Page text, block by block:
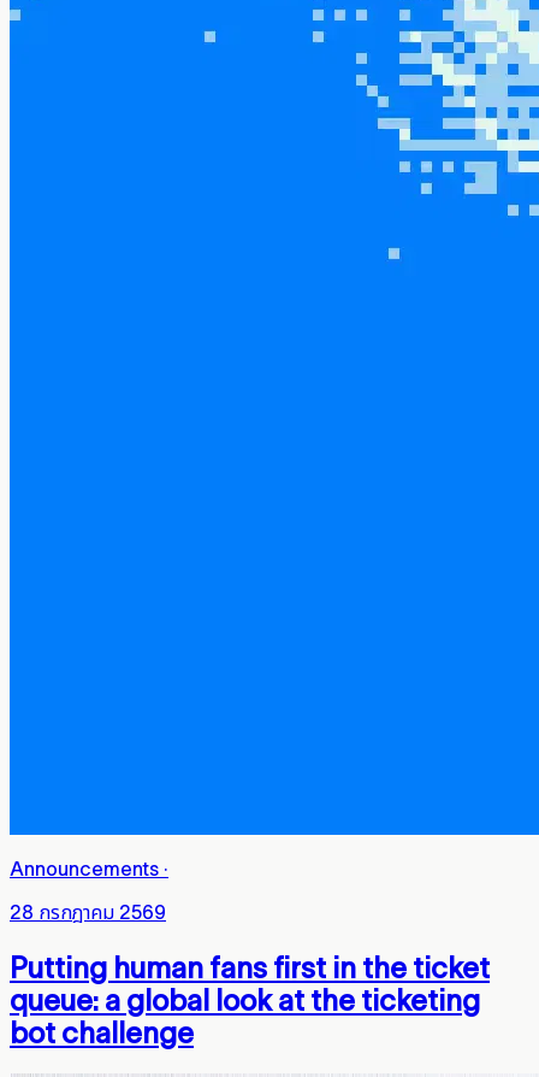
Announcements ·
28 กรกฎาคม 2569
Putting human fans first in the ticket
queue: a global look at the ticketing
bot challenge